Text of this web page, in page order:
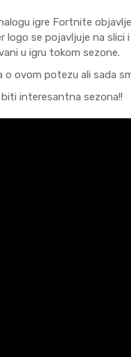
igre Fortnite
logo se pojavljuje na
u igru tokom sezone.
o ovom potezu ali sada
interesantna sezona!!